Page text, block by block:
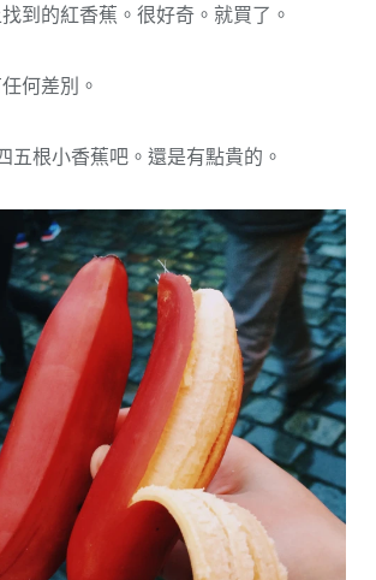
到的紅香蕉。很好奇。就買了。
何差別。
五根小香蕉吧。還是有點貴的。